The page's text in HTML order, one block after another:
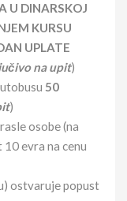
U DINARSKOJ
KURSU
UPLATE
na upit)
50
)
osobe (na
evra na cenu
ostvaruje popust